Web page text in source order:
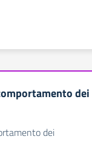
dei
dei